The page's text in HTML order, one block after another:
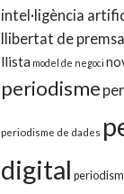
intel·ligència
llibertat de premsa
llista model de negoci
periodisme
periodisme de dades
digital